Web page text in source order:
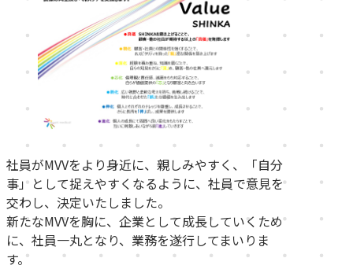
社員がMVVをより身近に、親しみやすく、「自分
事」として捉えやすくなるように、社員で意見を
交わし、決定いたしました。
新たなMVVを胸に、企業として成長していくため
に、社員一丸となり、業務を遂行してまいりま
す。